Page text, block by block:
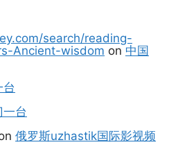
search/reading-
Ancient-wisdom on 中国
台
一台
俄罗斯uzhastik国际影视频